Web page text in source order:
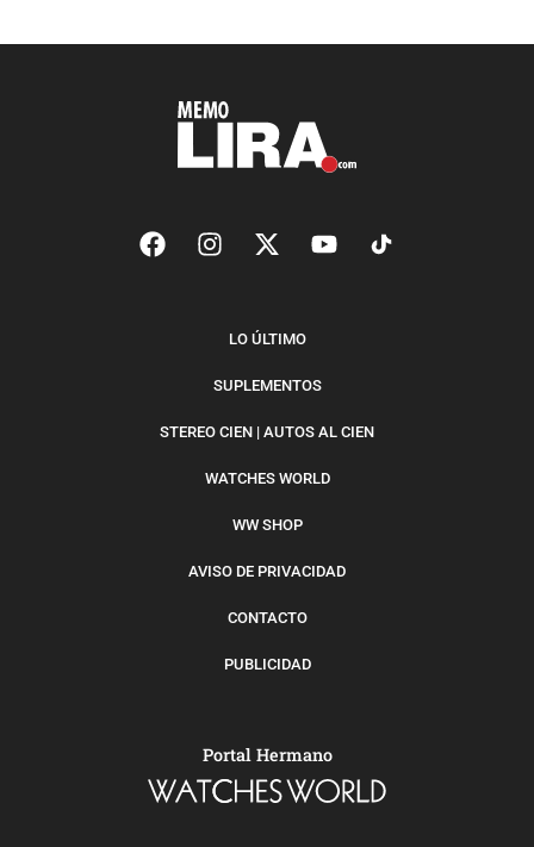
LO ÚLTIMO
SUPLEMENTOS
STEREO CIEN | AUTOS AL CIEN
WATCHES WORLD
WW SHOP
AVISO DE PRIVACIDAD
CONTACTO
PUBLICIDAD
Portal Hermano